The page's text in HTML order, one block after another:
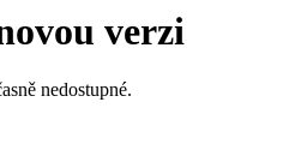
verzi
nedostupné.